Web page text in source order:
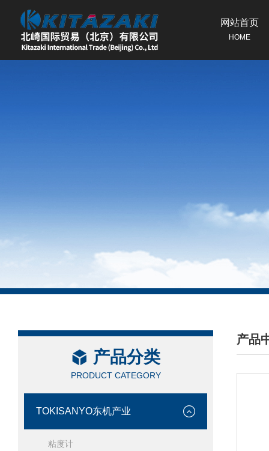
网站首页
HOME
产品分类
PRODUCT CATEGORY
TOKISANYO东机产业
粘度计
产品
/